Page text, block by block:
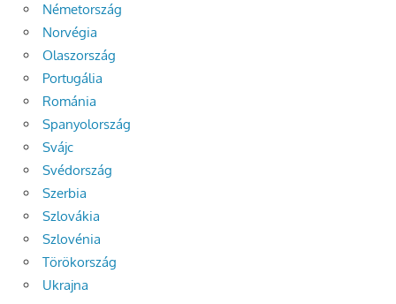
Németország
Norvégia
Olaszország
Portugália
Románia
Spanyolország
Svájc
Svédország
Szerbia
Szlovákia
Szlovénia
Törökország
Ukrajna